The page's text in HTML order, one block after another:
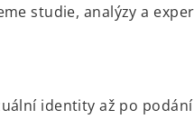
studie, analýzy a
identity až po